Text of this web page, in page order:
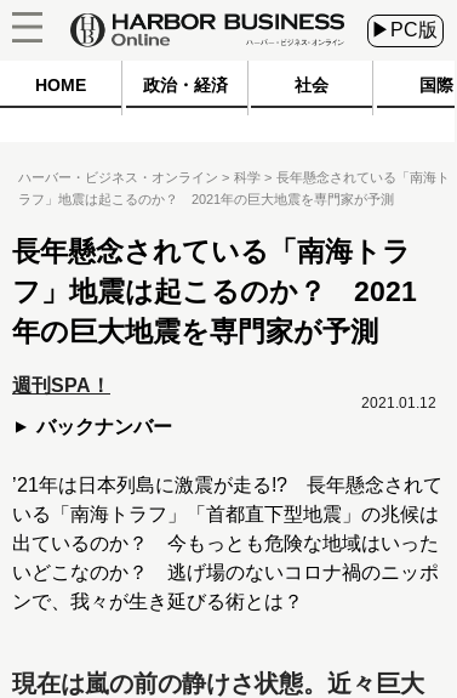
▶PC版
HOME 政治・経済 社会 国際
ハーバー・ビジネス・オンライン 科学
長年懸念されている「南海ト
ラフ」地震は起こるのか？ 2021年の巨大地震を専門家が予測
長年懸念されている「南海トラ
フ」地震は起こるのか？ 2021
年の巨大地震を専門家が予測
週刊SPA！
バックナンバー
2021.01.12
’21年は日本列島に激震が走る!? 長年懸念されて
いる「南海トラフ」「首都直下型地震」の兆候は
出ているのか？ 今もっとも危険な地域はいった
いどこなのか？ 逃げ場のないコロナ禍のニッポ
ンで、我々が生き延びる術とは？
現在は嵐の前の静けさ状態。近々巨大